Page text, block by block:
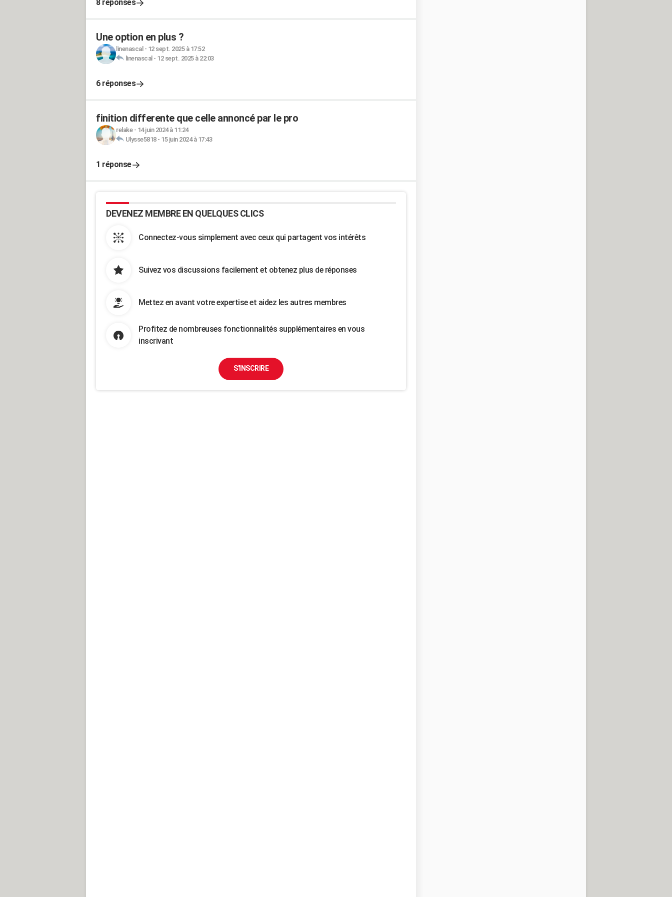
8 réponses
Une option en plus ?
linenascal - 12 sept. 2025 à 17:52
linenascal - 12 sept. 2025 à 22:03
6 réponses
finition differente que celle annoncé par le pro
relake- 14 juin 2024 à 11:24
Ulysse5818- 15 juin 2024 à 17:43
1 réponse
DEVENEZ MEMBRE EN QUELQUES CLICS
Connectez-vous simplement avec ceux qui partagent vos intérêts
Suivez vos discussions facilement et obtenez plus de réponses
Mettez en avant votre expertise et aidez les autres membres
Profitez de nombreuses fonctionnalités supplémentaires en vous
inscrivant
S'INSCRIRE